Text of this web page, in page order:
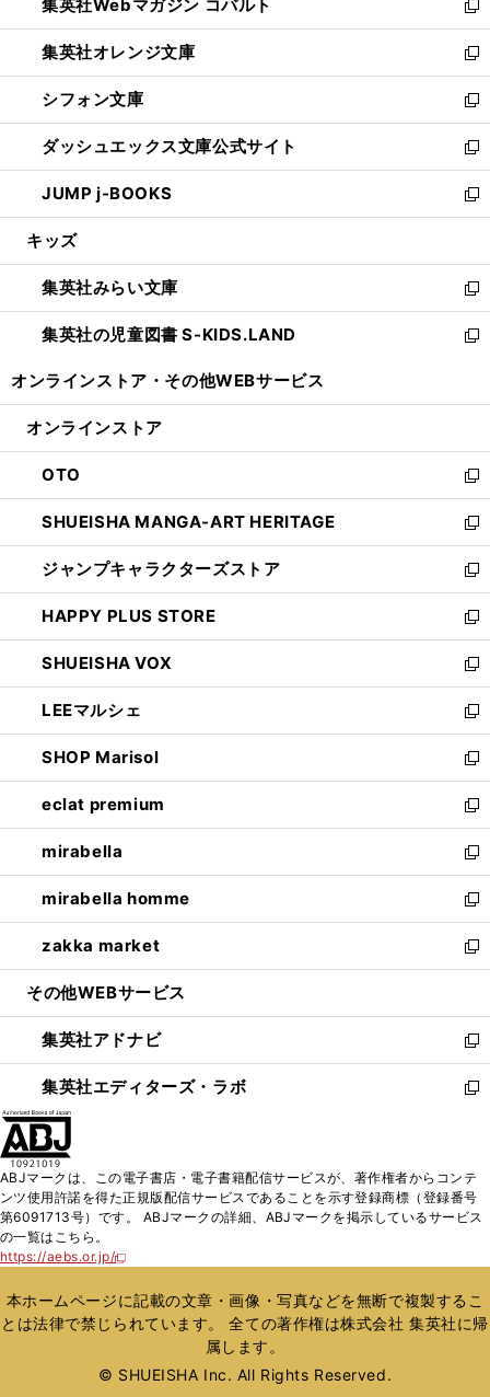
く
で
開
く
ド
ウ
で
開
く
ィ
ン
ド
ウ
で
開
く
集英社Webマガジン コバルト
新
し
い
ウ
ィ
ン
ド
ウ
で
開
集英社オレンジ文庫
新
し
い
ウ
ィ
ン
ド
ウ
開
く
シフォン文庫
新
し
い
ウ
ィ
ン
ウ
で
開
く
ダッシュエックス文庫公式サイト
新
し
い
ウ
ン
ド
ウ
で
JUMP j-BOOKS
新
し
ウ
ィ
ン
ド
開
キッズ
集英社みらい文庫
新
し
い
ン
ウ
で
開
く
集英社の児童図書 S-KIDS.LAND
新
ウ
ン
ド
ウ
で
開
く
オンラインストア・ その他WEBサービス
オンラインストア
OTO
新
し
い
ウ
ィ
ン
ド
ウ
で
開
く
SHUEISHA MANGA-ART HERITAGE
新
し
い
ウ
ィ
ン
ド
ウ
で
開
く
ジャンプキャラクターズストア
新
し
い
ウ
ィ
ン
ド
ウ
で
開
く
HAPPY PLUS STORE
新
し
い
ウ
ィ
ン
ド
ウ
で
開
く
SHUEISHA VOX
新
し
い
ウ
ィ
ン
ド
ウ
で
開
く
LEEマルシェ
新
し
い
ウ
ィ
ン
ド
ウ
で
開
く
SHOP Marisol
新
し
い
ウ
ィ
ン
ド
ウ
で
開
eclat premium
新
し
い
ウ
ィ
ン
ド
ウ
開
く
mirabella
新
し
い
ウ
ィ
ン
ウ
で
開
く
mirabella homme
新
し
い
ウ
ン
ド
ウ
で
zakka market
新
し
ウ
ィ
ン
ド
く
その他WEBサービス
集英社アドナビ
新
し
い
ド
ウ
で
集英社エディターズ・ラボ
新
ィ
ン
開
く
ABJマークは、この電子書店・電子書籍配信サービスが、著作権者からコンテ
ンツ使用許諾を得た正規版配信サービスであることを示す登録商標（登録番号
第6091713号）です。 ABJマークの詳細、ABJマークを掲示しているサービス
の一覧はこちら。
https://aebs.or.jp/
新
い
ウ
ィ
ウ
本ホームページに記載の文章・画像・写真などを無断で複製するこ
とは法律で禁じられています。 全ての著作権は株式会社 集英社に帰
属します。
© SHUEISHA Inc. All Rights Reserved.